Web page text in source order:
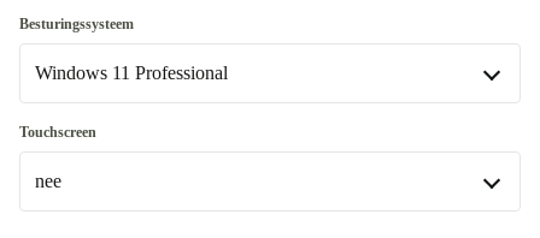
UK (QWERTY)
Beschikbaar in andere configuraties
ND (QWERTY)
ES (QWERTY)
Optimaal
Nieuw +€42,41
Besturingssysteem
Windows 11 Professional
Windows 11 Home
Windows 11 Professional
Touchscreen
nee